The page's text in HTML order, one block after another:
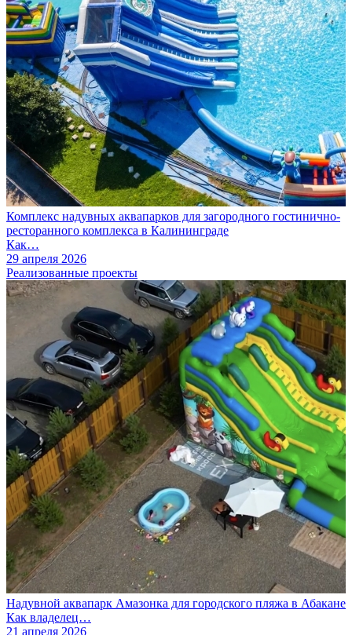
Комплекс надувных аквапарков для загородного гостинично-
ресторанного комплекса в Калининграде
Как…
29 апреля 2026
Реализованные проекты
Надувной аквапарк Амазонка для городского пляжа в Абакане
Как владелец…
21 апреля 2026